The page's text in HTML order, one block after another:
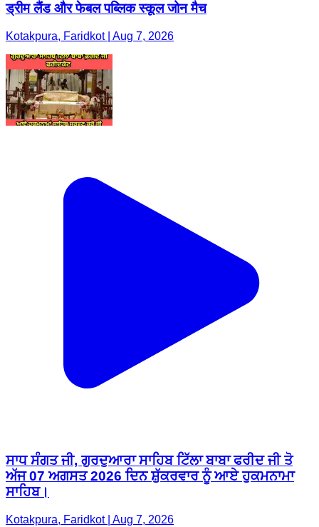
ड्रीम लैंड और फेबल पब्लिक स्कूल जोन मैच
Kotakpura, Faridkot | Aug 7, 2026
ਸਾਧ ਸੰਗਤ ਜੀ, ਗੁਰਦੁਆਰਾ ਸਾਹਿਬ ਟਿੱਲਾ ਬਾਬਾ ਫਰੀਦ ਜੀ ਤੋ
ਅੱਜ 07 ਅਗਸਤ 2026 ਦਿਨ ਸ਼ੁੱਕਰਵਾਰ ਨੂੰ ਆਏ ਹੁਕਮਨਾਮਾ
ਸਾਹਿਬ।
Kotakpura, Faridkot | Aug 7, 2026